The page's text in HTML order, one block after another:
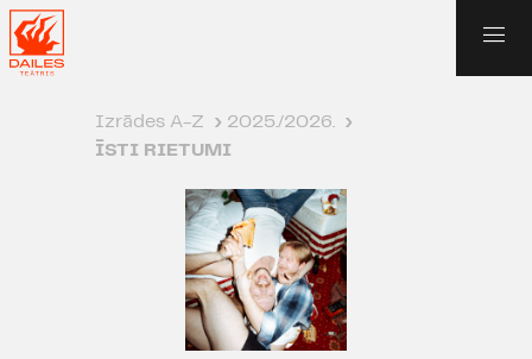
Izrādes A-Z › 2025./2026. ›
ĪSTI RIETUMI